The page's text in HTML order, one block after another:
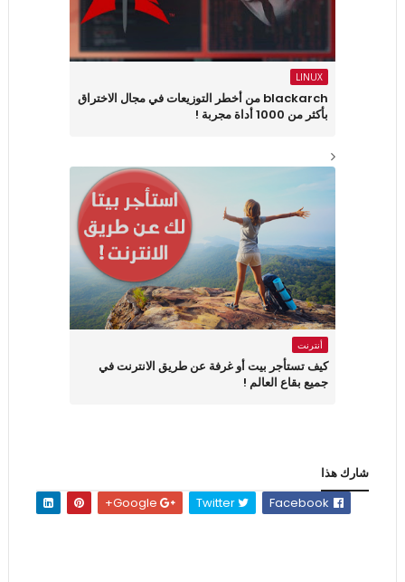
LINUX
blackarch من أخطر التوزيعات في مجال الاختراق
بأكثر من 1000 أداة مجربة !
أنترنت
كيف تستأجر بيت أو غرفة عن طريق الانترنت في
جميع بقاع العالم !
شارك هذا
Twitter